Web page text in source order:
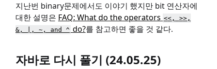
지난번 binary문제에서도 이야기 했지만 bit 연산자에
대한 설명은 FAQ: What do the operators <<, >>,
& , |, ~, and ^ do?를 참고하면 좋을 것 같다.
자바로 다시 풀기 (24.05.25)